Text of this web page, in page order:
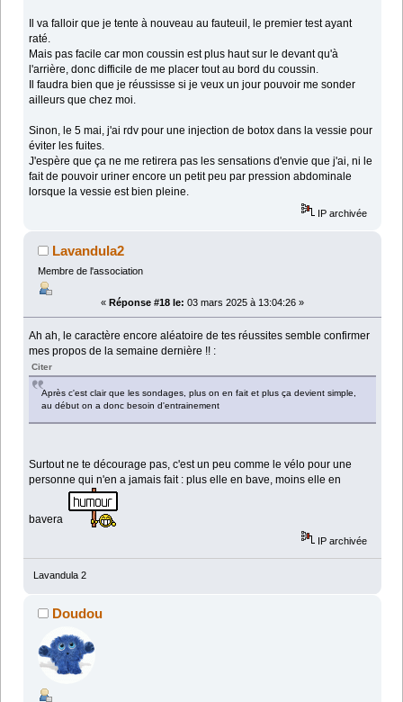
Il va falloir que je tente à nouveau au fauteuil, le premier test ayant
raté.
Mais pas facile car mon coussin est plus haut sur le devant qu'à
l'arrière, donc difficile de me placer tout au bord du coussin.
Il faudra bien que je réussisse si je veux un jour pouvoir me sonder
ailleurs que chez moi.
Sinon, le 5 mai, j'ai rdv pour une injection de botox dans la vessie pour
éviter les fuites.
J'espère que ça ne me retirera pas les sensations d'envie que j'ai, ni le
fait de pouvoir uriner encore un petit peu par pression abdominale
lorsque la vessie est bien pleine.
IP archivée
Lavandula2
Membre de l'association
« Réponse #18 le: 03 mars 2025 à 13:04:26 »
Ah ah, le caractère encore aléatoire de tes réussites semble confirmer
mes propos de la semaine dernière !! :
Citer
Après c'est clair que les sondages, plus on en fait et plus ça devient simple,
au début on a donc besoin d'entrainement
Surtout ne te décourage pas, c'est un peu comme le vélo pour une
personne qui n'en a jamais fait : plus elle en bave, moins elle en
bavera
IP archivée
Lavandula 2
Doudou